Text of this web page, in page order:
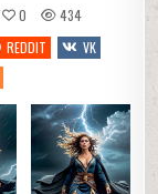
0
434
REDDIT
VK